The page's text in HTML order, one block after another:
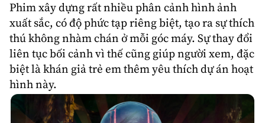
Phim xây dựng rất nhiều phân cảnh hình ảnh
xuất sắc, có độ phức tạp riêng biệt, tạo ra sự thích
thú không nhàm chán ở mỗi góc máy. Sự thay đổi
liên tục bối cảnh vì thế cũng giúp người xem, đặc
biệt là khán giả trẻ em thêm yêu thích dự án hoạt
hình này.